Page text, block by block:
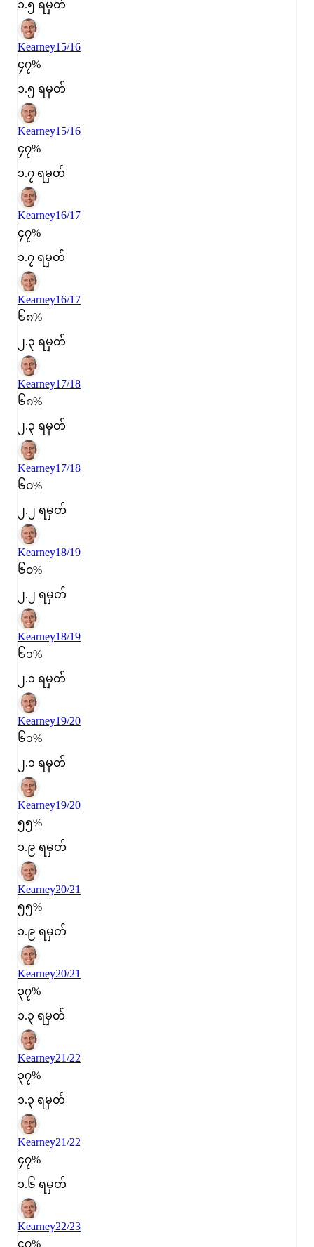
၁.၅ ရမှတ်
Kearney15/16
၄၇%
၁.၅ ရမှတ်
Kearney15/16
၄၇%
၁.၇ ရမှတ်
Kearney16/17
၄၇%
၁.၇ ရမှတ်
Kearney16/17
၆၈%
၂.၃ ရမှတ်
Kearney17/18
၆၈%
၂.၃ ရမှတ်
Kearney17/18
၆၀%
၂.၂ ရမှတ်
Kearney18/19
၆၀%
၂.၂ ရမှတ်
Kearney18/19
၆၁%
၂.၁ ရမှတ်
Kearney19/20
၆၁%
၂.၁ ရမှတ်
Kearney19/20
၅၅%
၁.၉ ရမှတ်
Kearney20/21
၅၅%
၁.၉ ရမှတ်
Kearney20/21
၃၇%
၁.၃ ရမှတ်
Kearney21/22
၃၇%
၁.၃ ရမှတ်
Kearney21/22
၄၇%
၁.၆ ရမှတ်
Kearney22/23
၄၇%